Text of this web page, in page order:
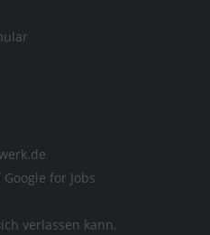
for Jobs
verlassen kann.